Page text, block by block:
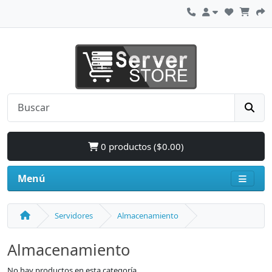
0 productos ($0.00)
Menú
Servidores Almacenamiento
Almacenamiento